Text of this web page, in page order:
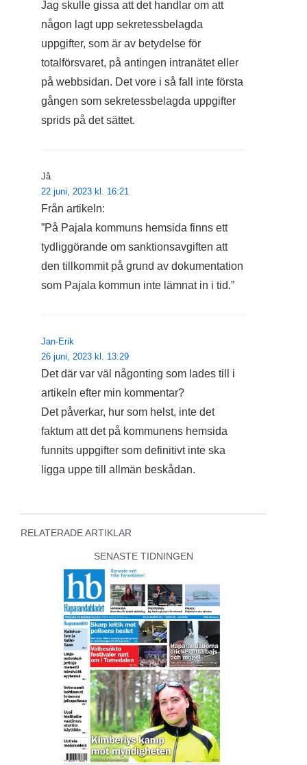
Jag skulle gissa att det handlar om att
någon lagt upp sekretessbelagda
uppgifter, som är av betydelse för
totalförsvaret, på antingen intranätet eller
på webbsidan. Det vore i så fall inte första
gången som sekretessbelagda uppgifter
sprids på det sättet.
Jå
22 juni, 2023 kl. 16:21
Från artikeln:
”På Pajala kommuns hemsida finns ett
tydliggörande om sanktionsavgiften att
den tillkommit på grund av dokumentation
som Pajala kommun inte lämnat in i tid.”
Jan-Erik
26 juni, 2023 kl. 13:29
Det där var väl någonting som lades till i
artikeln efter min kommentar?
Det påverkar, hur som helst, inte det
faktum att det på kommunens hemsida
funnits uppgifter som definitivt inte ska
ligga uppe till allmän beskådan.
RELATERADE ARTIKLAR
SENASTE TIDNINGEN